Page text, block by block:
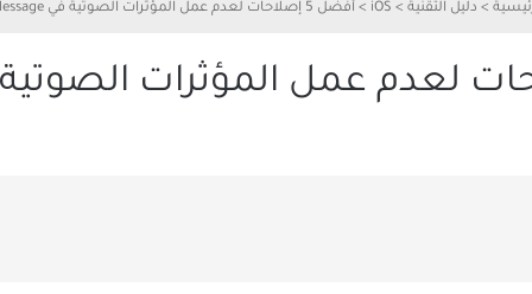
> دليل التقنية >
iOS
> أفضل 5 إصلاحات لعدم عمل المؤثرات الصوتية في iMessage